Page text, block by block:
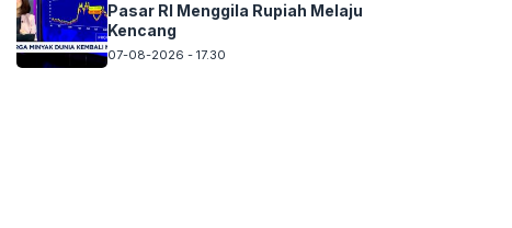
Pasar RI Menggila Rupiah Melaju
Kencang
07-08-2026 - 17.30